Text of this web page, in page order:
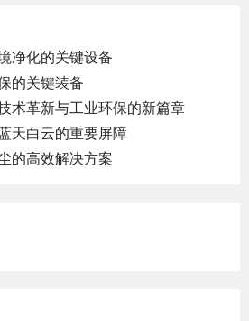
净化的关键设备
的关键装备
术革新与工业环保的新篇章
天白云的重要屏障
的高效解决方案